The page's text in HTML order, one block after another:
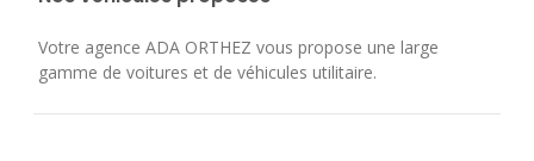
Votre agence ADA ORTHEZ vous propose une large
gamme de voitures et de véhicules utilitaire.